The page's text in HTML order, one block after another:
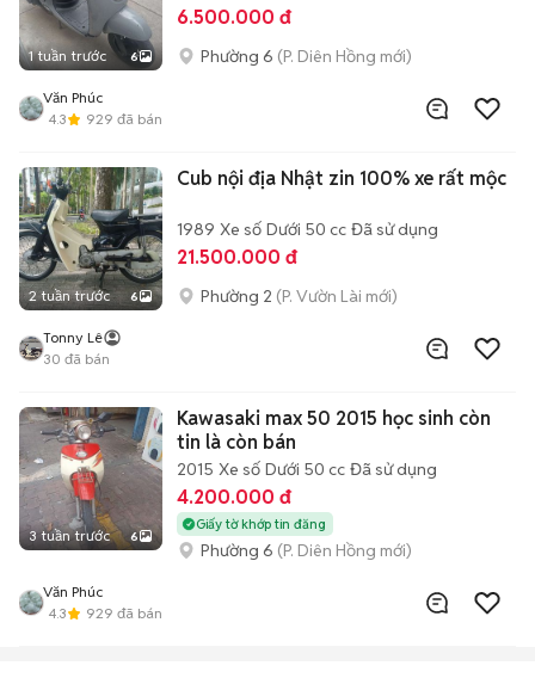
1 tuần trước 6
6.500.000 đ
Phường 6 (P. Diên Hồng mới)
Văn Phúc
4.3
929 đã bán
2 tuần trước 6
Cub nội địa Nhật zin 100% xe rất mộc
1989 Xe số Dưới 50 cc Đã sử dụng
21.500.000 đ
Phường 2 (P. Vườn Lài mới)
Tonny Lê
30 đã bán
3 tuần trước 6
Kawasaki max 50 2015 học sinh còn
tin là còn bán
2015 Xe số Dưới 50 cc Đã sử dụng
4.200.000 đ
Giấy tờ khớp tin đăng
Phường 6 (P. Diên Hồng mới)
Văn Phúc
4.3
929 đã bán